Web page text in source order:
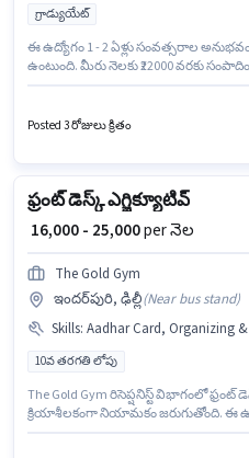
గ్రాడ్యుయేట్
ఈ ఉద్యోగం 1 - 2 ఏళ్లు సంవత్సరాల
ఉంటుంది. మీరు నెలకు ₹22000 వరకు
ఉన్నాయి. ఈ ఉద్యోగం బనశంకరి స్టేజ్ III,
పొందేందుకు అభ్యర్థికి Customer
Posted 3 రోజులు క్రితం
ఫ్రంట్ డెస్క్ ఎగ్జిక్యూటివ్
₹ 16,000 - 25,000per నెల
The Gold Gym
ఇందర్‌పురి, ఢిల్లీ(Near bus stand)
Skills: Aadhar Card, Organizing & Scheduling, Customer Handling,
10వ తరగతి లోపు
The Gold Gym రిసెప్షనిస్ట్ విభాగంలో
క్రియాశీలకంగా నియామకం జరుగుతోంది. ఈ